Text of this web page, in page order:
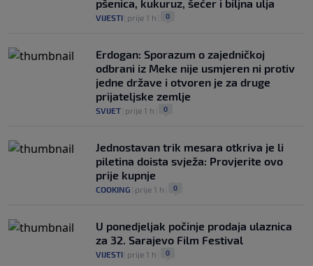
pšenica, kukuruz, šećer i biljna ulja
VIJESTI prije 1 h 0
Erdogan: Sporazum o zajedničkoj
odbrani iz Meke nije usmjeren ni protiv
jedne države i otvoren je za druge
prijateljske zemlje
SVIJET prije 1 h 0
Jednostavan trik mesara otkriva je li
piletina doista svježa: Provjerite ovo
prije kupnje
COOKING prije 1 h 0
U ponedjeljak počinje prodaja ulaznica
za 32. Sarajevo Film Festival
VIJESTI prije 1 h 0